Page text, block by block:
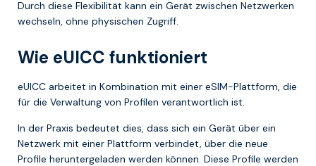
Durch diese Flexibilität kann ein Gerät zwischen Netzwerken
wechseln, ohne physischen Zugriff.
Wie eUICC funktioniert
eUICC arbeitet in Kombination mit einer eSIM-Plattform, die
für die Verwaltung von Profilen verantwortlich ist.
In der Praxis bedeutet dies, dass sich ein Gerät über ein
Netzwerk mit einer Plattform verbindet, über die neue
Profile heruntergeladen werden können. Diese Profile werden